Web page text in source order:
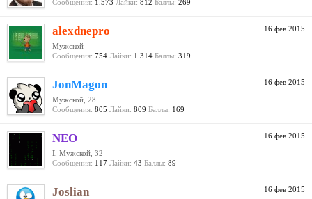
Сообщения: 1.573 Лайки: 812 Баллы: 269
16 фев 2015
alexdnepro
Мужской
Сообщения: 754 Лайки: 1.314 Баллы: 319
16 фев 2015
JonMagon
Мужской, 28
Сообщения: 805 Лайки: 809 Баллы: 169
16 фев 2015
NEO
I , Мужской, 32
Сообщения: 117 Лайки: 43 Баллы: 89
16 фев 2015
Joslian